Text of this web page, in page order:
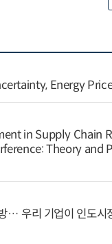
Energy
in Supply Chain
Theory and
… 우리 기업이 인도시